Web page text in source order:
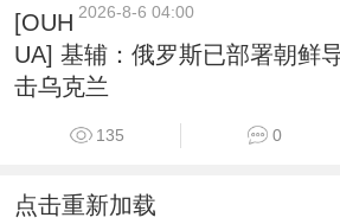
2026-8-6 04:00
[OUH
UA] 基辅：俄罗斯已部署朝鲜
击乌克兰
135 0
点击重新加载